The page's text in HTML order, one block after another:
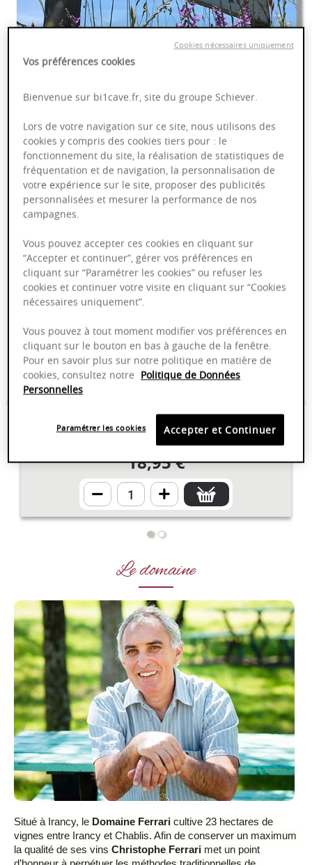
Les vins du domaineFerrari
AOP
Millésime en cours de transition 2022
18,95 €
Le domaine
Situé à Irancy, le Domaine Ferrari cultive 23 hectares de
vignes entre Irancy et Chablis. Afin de conserver un maximum
la qualité de ses vins Christophe Ferrari met un point
Vos préférences cookies
Bienvenue sur bi1cave.fr, site du groupe Schiever.
Lors de votre navigation sur ce site, nous utilisons des
cookies y compris des cookies tiers pour : le
fonctionnement du site, la réalisation de statistiques de
fréquentation et de navigation, la personnalisation de
votre expérience sur le site, proposer des publicités
personnalisées et mesurer la performance de nos
campagnes.
Vous pouvez accepter ces cookies en cliquant sur
“Accepter et continuer”, gérer vos préférences en
cliquant sur “Paramétrer les cookies” ou refuser les
cookies et continuer votre visite en cliquant sur “Cookies
nécessaires uniquement”.
Vous pouvez à tout moment modifier vos préférences en
cliquant sur le bouton en bas à gauche de la fenêtre.
Pour en savoir plus sur notre politique en matière de
cookies, consultez notre Politique de Données
Personnelles
Accepter et Continuer
Paramétrer les cookies
Cookies nécessaires uniquement